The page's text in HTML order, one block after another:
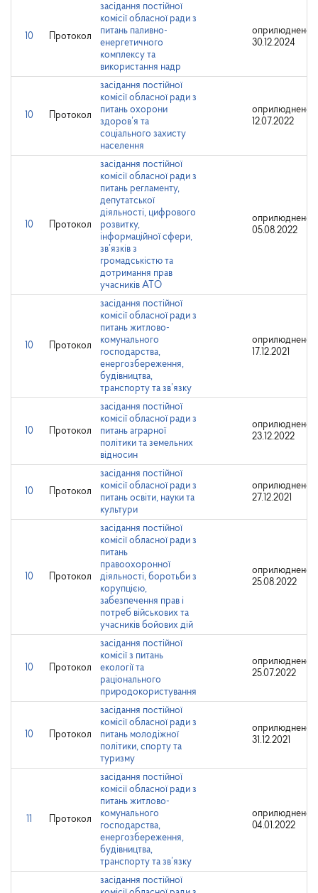
10 Протокол
засідання постійної
комісії обласної ради з
питань паливно-
енергетичного
комплексу та
використання надр
оприлюднено:
30.12.2024
10 Протокол
засідання постійної
комісії обласної ради з
питань охорони
здоров’я та
соціального захисту
населення
оприлюднено:
12.07.2022
10 Протокол
засідання постійної
комісії обласної ради з
питань регламенту,
депутатської
діяльності, цифрового
розвитку,
інформаційної сфери,
зв’язків з
громадськістю та
дотримання прав
учасників АТО
оприлюднено:
05.08.2022
10 Протокол
засідання постійної
комісії обласної ради з
питань житлово-
комунального
господарства,
енергозбереження,
будівництва,
транспорту та зв’язку
оприлюднено:
17.12.2021
10 Протокол
засідання постійної
комісії обласної ради з
питань аграрної
політики та земельних
відносин
оприлюднено:
23.12.2022
10 Протокол
засідання постійної
комісії обласної ради з
питань освіти, науки та
культури
оприлюднено:
27.12.2021
10 Протокол
засідання постійної
комісії обласної ради з
питань
правоохоронної
діяльності, боротьби з
корупцією,
забезпечення прав і
потреб військових та
учасників бойових дій
оприлюднено:
25.08.2022
10 Протокол
засідання постійної
комісії з питань
екології та
раціонального
природокористування
оприлюднено:
25.07.2022
10 Протокол
засідання постійної
комісії обласної ради з
питань молодіжної
політики, спорту та
туризму
оприлюднено:
31.12.2021
Протокол
засідання постійної
комісії обласної ради з
питань житлово-
комунального
господарства,
енергозбереження,
будівництва,
транспорту та зв’язку
оприлюднено:
04.01.2022
засідання постійної